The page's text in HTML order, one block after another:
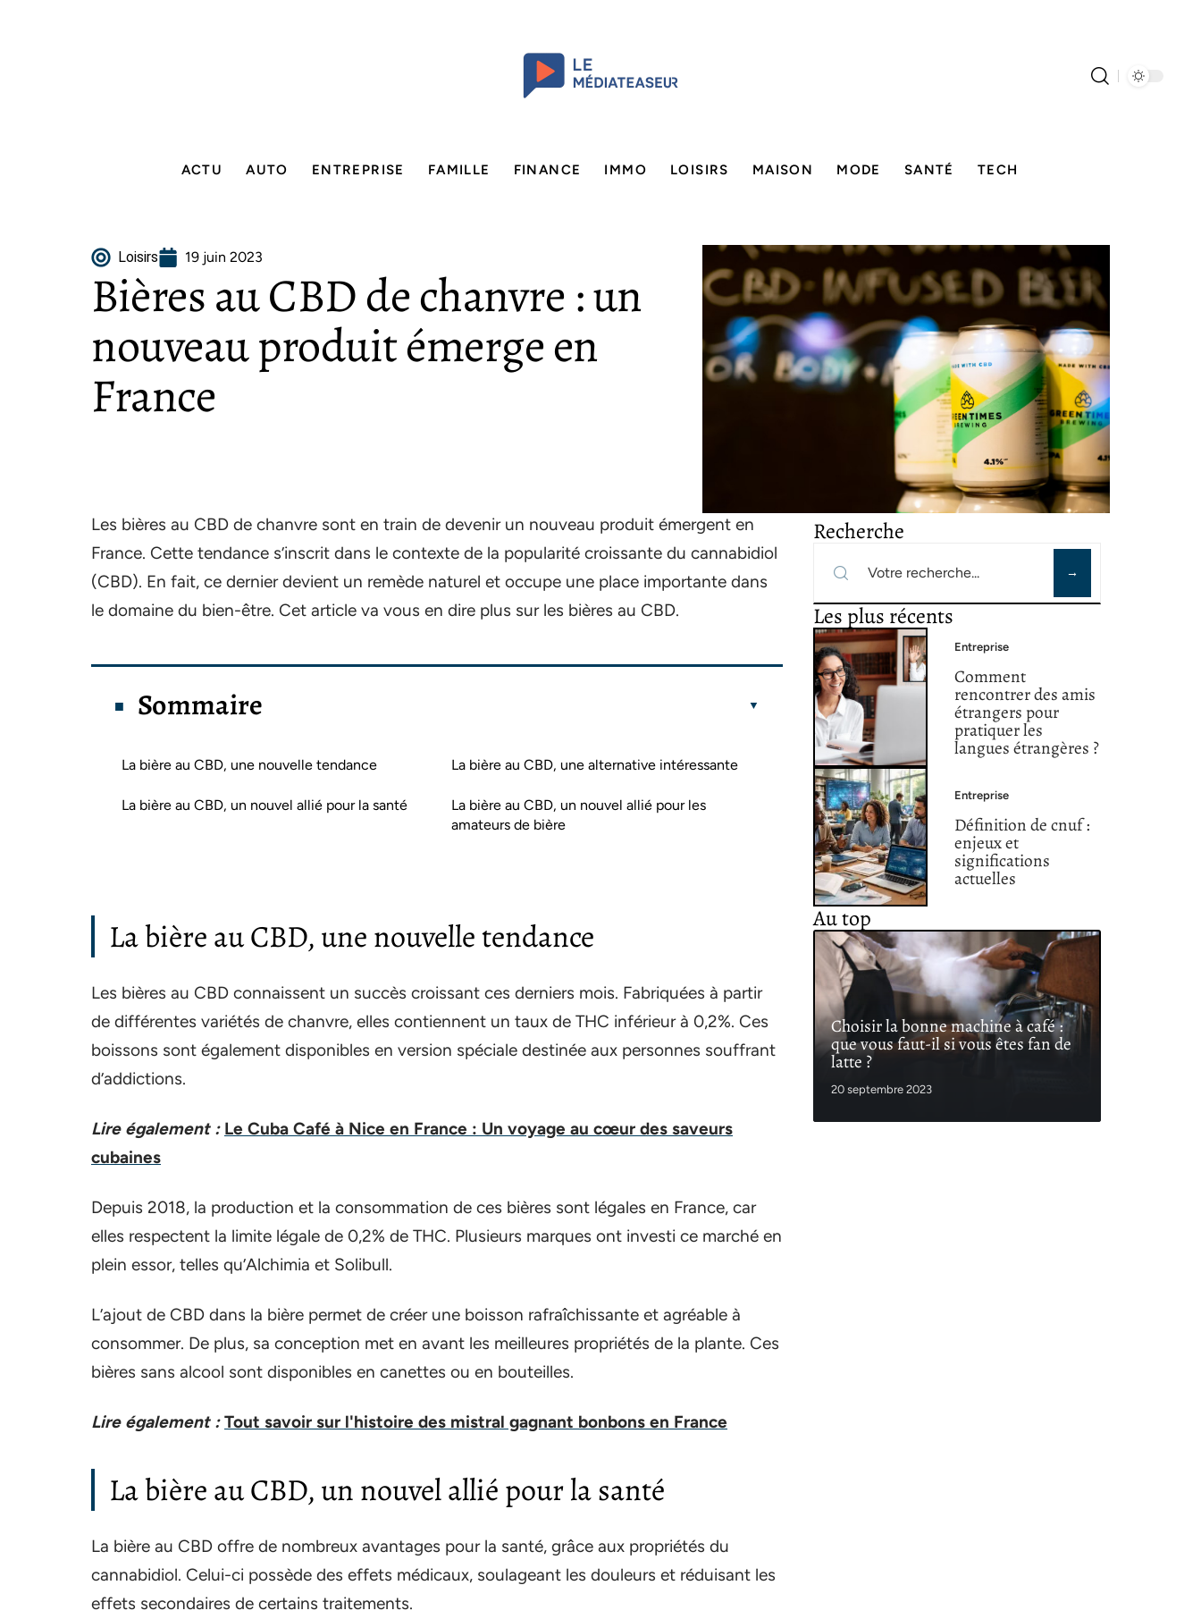
ACTU AUTO ENTREPRISE FAMILLE FINANCE IMMO LOISIRS MAISON MODE SANTÉ TECH
Loisirs 19 juin 2023
Bières au CBD de chanvre : un
nouveau produit émerge en
France
Les bières au CBD de chanvre sont en train de devenir un nouveau produit émergent en
France. Cette tendance s’inscrit dans le contexte de la popularité croissante du cannabidiol
(CBD). En fait, ce dernier devient un remède naturel et occupe une place importante dans
le domaine du bien-être. Cet article va vous en dire plus sur les bières au CBD.
Sommaire
La bière au CBD, une nouvelle tendance
La bière au CBD, un nouvel allié pour la santé
La bière au CBD, une alternative intéressante
La bière au CBD, un nouvel allié pour les
amateurs de bière
La bière au CBD, une nouvelle tendance
Les bières au CBD connaissent un succès croissant ces derniers mois. Fabriquées à partir
de différentes variétés de chanvre, elles contiennent un taux de THC inférieur à 0,2%. Ces
boissons sont également disponibles en version spéciale destinée aux personnes souffrant
d’addictions.
Lire également : Le Cuba Café à Nice en France : Un voyage au cœur des saveurs
cubaines
Depuis 2018, la production et la consommation de ces bières sont légales en France, car
elles respectent la limite légale de 0,2% de THC. Plusieurs marques ont investi ce marché en
plein essor, telles qu’Alchimia et Solibull.
L’ajout de CBD dans la bière permet de créer une boisson rafraîchissante et agréable à
consommer. De plus, sa conception met en avant les meilleures propriétés de la plante. Ces
bières sans alcool sont disponibles en canettes ou en bouteilles.
Lire également : Tout savoir sur l'histoire des mistral gagnant bonbons en France
La bière au CBD, un nouvel allié pour la santé
La bière au CBD offre de nombreux avantages pour la santé, grâce aux propriétés du
cannabidiol. Celui-ci possède des effets médicaux, soulageant les douleurs et réduisant les
effets secondaires de certains traitements.
Recherche
Les plus récents
Entreprise
Comment
rencontrer des amis
étrangers pour
pratiquer les
langues étrangères ?
Entreprise
Définition de cnuf :
enjeux et
significations
actuelles
Au top
Choisir la bonne machine à café :
que vous faut-il si vous êtes fan de
latte ?
20 septembre 2023